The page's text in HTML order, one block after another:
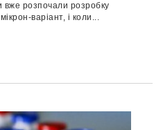
вже розпочали розробку
варіант, і коли...